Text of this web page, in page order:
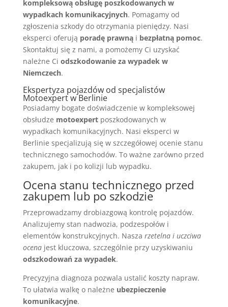
kompleksową obsługę poszkodowanych w
wypadkach komunikacyjnych. Pomagamy od
zgłoszenia szkody do otrzymania pieniędzy. Nasi
eksperci oferują poradę prawnąi bezpłatną pomoc.
Skontaktuj się z nami, a pomożemy Ci uzyskać
należne Ci odszkodowanie za wypadek w
Niemczech.
Ekspertyza pojazdów od specjalistów
Motoexpert w Berlinie
Posiadamy bogate doświadczenie w kompleksowej
obsłudze motoexpertposzkodowanych w
wypadkach komunikacyjnych. Nasi eksperci w
Berlinie specjalizują się w szczegółowej ocenie stanu
technicznego samochodów. To ważne zarówno przed
zakupem, jak i po kolizji lub wypadku.
Ocena stanu technicznego przed
zakupem lub po szkodzie
Przeprowadzamy drobiazgową kontrolę pojazdów.
Analizujemy stan nadwozia, podzespołów i
elementów konstrukcyjnych. Nasza rzetelna i uczciwa
ocenajest kluczowa, szczególnie przy uzyskiwaniu
odszkodowań za wypadek.
Precyzyjna diagnoza pozwala ustalić koszty napraw.
To ułatwia walkę o należne ubezpieczenie
komunikacyjne.